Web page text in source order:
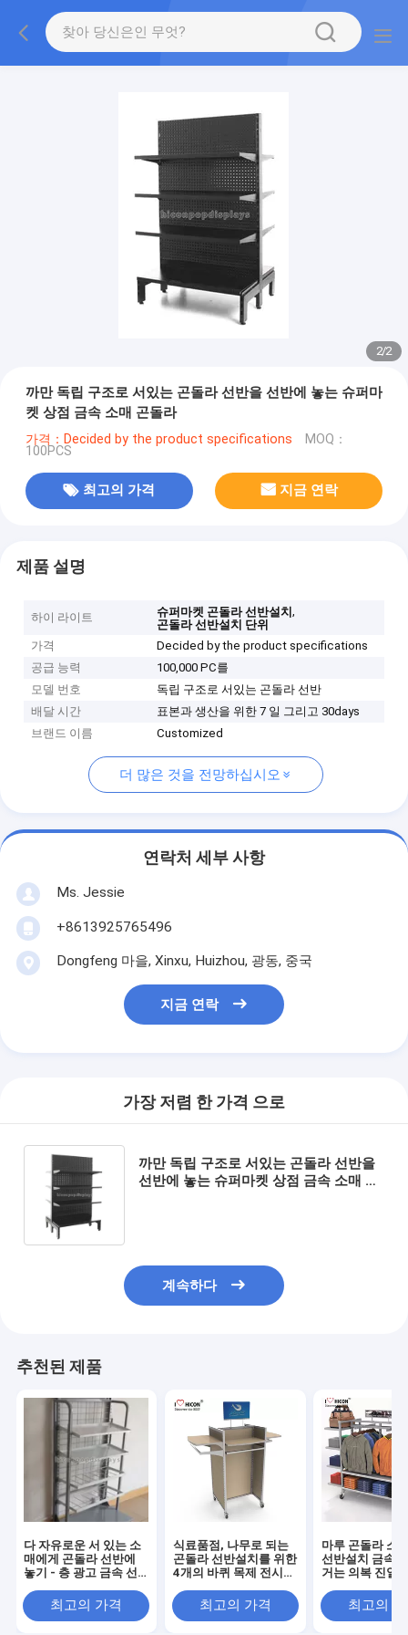
2/2
까만 독립 구조로 서있는 곤돌라 선반을 선반에 놓는 슈퍼마
켓 상점 금속 소매 곤돌라
가격：Decided by the product specifications MOQ：
100PCS
최고의 가격 지금 연락
제품 설명
하이 라이트 슈퍼마켓 곤돌라 선반설치,
곤돌라 선반설치 단위
가격
Decided by the product specifications
공급 능력
100,000 PC를
모델 번호
독립 구조로 서있는 곤돌라 선반
배달 시간
표본과 생산을 위한 7 일 그리고 30days
브랜드 이름
Customized
더 많은 것을 전망하십시오
연락처 세부 사항
Ms. Jessie
+8613925765496
Dongfeng 마을, Xinxu, Huizhou, 광동, 중국
지금 연락
가장 저렴 한 가격 으로
까만 독립 구조로 서있는 곤돌라 선반을
선반에 놓는 슈퍼마켓 상점 금속 소매 곤
계속하다
추천된 제품
다 자유로운 서 있는 소
매에게 곤돌라 선반에
놓기 - 층 광고 금속 선
최고의 가격
식료품점, 나무로 되는
곤돌라 선반설치를 위한
4개의 바퀴 목제 전시
최고의 가격
마루 곤돌라 소
선반설치 금속
거는 의복 진열
최고의